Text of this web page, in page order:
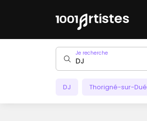
Je recherche
DJ Thorigné-sur-Dué